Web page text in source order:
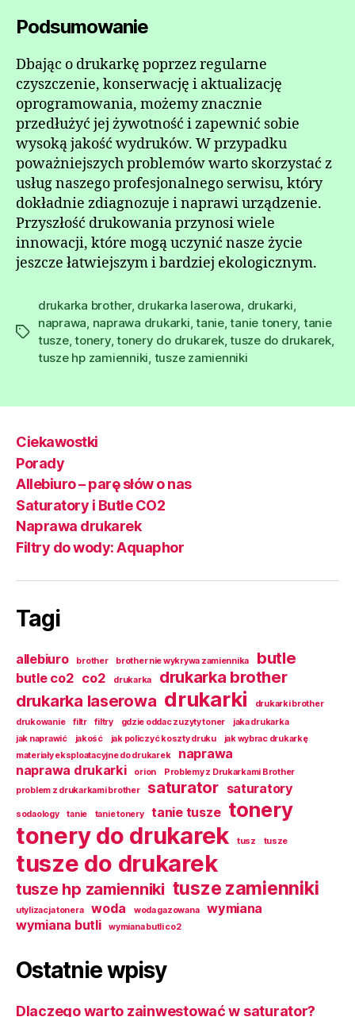
Podsumowanie
Dbając o drukarkę poprzez regularne
czyszczenie, konserwację i aktualizację
oprogramowania, możemy znacznie
przedłużyć jej żywotność i zapewnić sobie
wysoką jakość wydruków. W przypadku
poważniejszych problemów warto skorzystać z
usług naszego profesjonalnego serwisu, który
dokładnie zdiagnozuje i naprawi urządzenie.
Przyszłość drukowania przynosi wiele
innowacji, które mogą uczynić nasze życie
jeszcze łatwiejszym i bardziej ekologicznym.
Tagi
drukarka brother, drukarka laserowa drukarki
naprawa naprawa drukarki ,tanie,tanie tonery, tanie
tusze,tonery,tonery do drukarek,tusze do drukarek,
tusze hp zamienniki tusze zamienniki
Ciekawostki
Porady
Allebiuro – parę słów o nas
Saturatory i Butle CO2
Naprawa drukarek
Filtry do wody: Aquaphor
Tagi
allebiuro brother brother nie wykrywa zamiennika butle
butle co2 co2 drukarka
drukarka brother
drukarka laserowa drukarki
drukarki brother
drukowanie
filtr filtry gdzie oddac zuzyty toner
jaka drukarka
jak naprawić
jakość jak policzyć koszty druku
jak wybrac drukarkę
materiały eksploatacyjne do drukarek
naprawa
naprawa drukarki
orion
Problemy z Drukarkami Brother
problem z drukarkami brother
saturator saturatory
sodaology tanie tanie tonery tanie tusze tonery
tonery do drukarek tusz tusze
tusze do drukarek
tusze hp zamienniki tusze zamienniki
utylizacja tonera woda woda gazowana
wymiana
wymiana butli
wymiana butli co2
Ostatnie wpisy
Dlaczego warto zainwestować w saturator?